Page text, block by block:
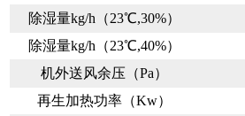
除湿量kg/h（23℃,30%）
除湿量kg/h（23℃,40%）
机外送风余压（Pa）
再生加热功率（Kw）